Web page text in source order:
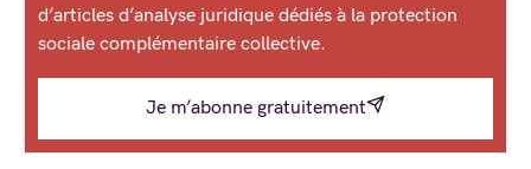
d’articles d’analyse juridique dédiés à la protection
sociale complémentaire collective.
Je m’abonne gratuitement